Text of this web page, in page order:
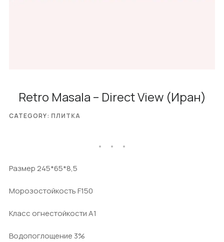
Retro Masala – Direct View (Иран)
Размер 245*65*8,5
Морозостойкость F150
Класс огнестойкости А1
Водопоглощение 3%
CATEGORY: ПЛИТКА